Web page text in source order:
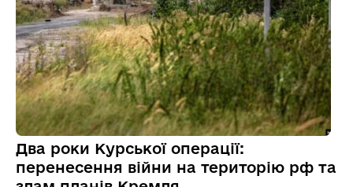
Два роки Курської операції:
перенесення війни на територію рф та